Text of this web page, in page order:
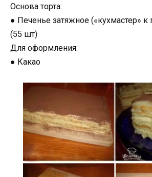
Основа торта:
● Печенье затяжное («кухмастер» к
(55 шт)
Для оформления:
● Какао